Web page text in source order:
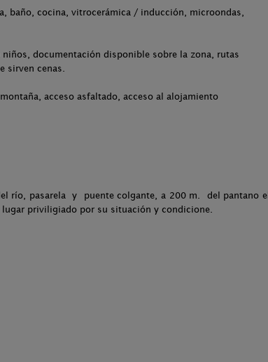
baño, cocina, vitrocerámica / inducción, microondas,
documentación disponible sobre la zona, rutas
sirven cenas.
acceso asfaltado, acceso al alojamiento
río, pasarela y puente colgante, a 200 m. del pantano el
lugar priviligiado por su situación y condicione.